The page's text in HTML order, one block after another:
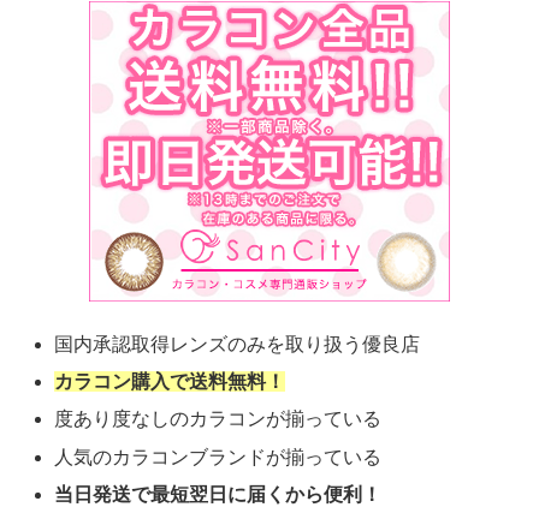
国内承認取得レンズのみを取り扱う優良店
カラコン購入で送料無料！
度あり度なしのカラコンが揃っている
人気のカラコンブランドが揃っている
当日発送で最短翌日に届くから便利！